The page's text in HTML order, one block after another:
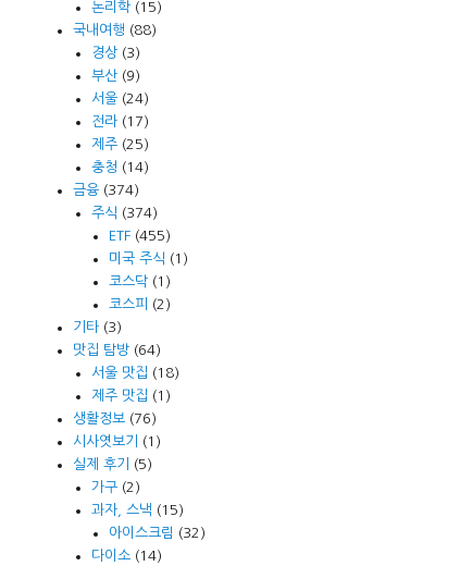
논리학(15)
국내여행 (88)
경상(3)
부산(9)
서울(24)
전라(17)
제주(25)
충청 (14)
금융 (374)
주식 (374)
ETF(455)
미국 주식 (1)
코스닥(1)
코스피
(2)
기타 (3)
맛집 탐방 (64)
서울 맛집 (18)
제주 맛집 (1)
생활정보 (76)
시사엿보기
(1)
실제 후기
(5)
가구(2)
과자, 스낵 (15)
아이스크림 (32)
다이소(14)